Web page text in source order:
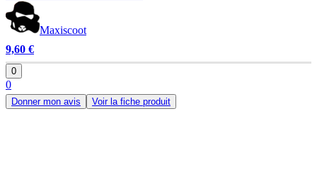
Maxiscoot
9,60 €
0
0
Donner mon avis Voir la fiche produit